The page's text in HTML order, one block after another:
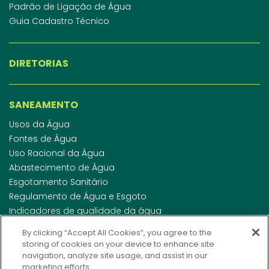
Padrão de Ligação de Água
Guia Cadastro Técnico
DIRETORIAS
SANEAMENTO
Usos da Água
Fontes de Água
Uso Racional da Água
Abastecimento de Água
Esgotamento Sanitário
Regulamento de Água e Esgoto
Indicadores de qualidade da água
INVESTIDORES
By clicking “Accept All Cookies”, you agree to the
storing of cookies on your device to enhance site
navigation, analyze site usage, and assist in our